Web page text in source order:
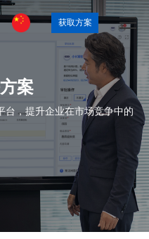
获取方案
案
台，提升企业在市场竞争中的